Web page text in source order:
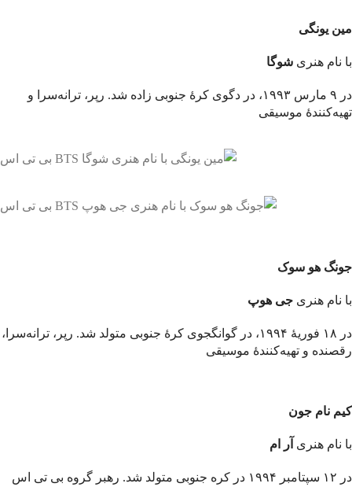
مین یونگی
با نام هنری شوگا
در ۹ مارس ۱۹۹۳، در دگوی کرهٔ جنوبی زاده شد. رپر، ترانه‌سرا و
تهیه‌کنندهٔ موسیقی
جونگ هو سوک
با نام هنری جی هوپ
در ۱۸ فوریهٔ ۱۹۹۴، در گوانگجوی کرهٔ جنوبی متولد شد. رپر، ترانه‌سرا،
رقصنده و تهیه‌کنندهٔ موسیقی
کیم نام جون
با نام هنری آر ام
در ۱۲ سپتامبر ۱۹۹۴ در کره جنوبی متولد شد. رهبر گروه بی تی اس